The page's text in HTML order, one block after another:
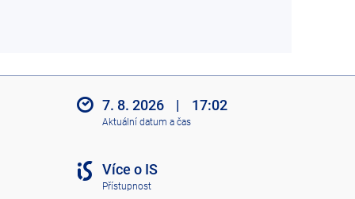
7. 8. 2026 | 17:02
Aktuální datum a čas
Více o IS
Přístupnost